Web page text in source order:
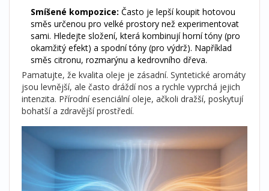
Smíšené kompozice: Často je lepší koupit hotovou
směs určenou pro velké prostory než experimentovat
sami. Hledejte složení, která kombinují horní tóny (pro
okamžitý efekt) a spodní tóny (pro výdrž). Například
směs citronu, rozmarýnu a kedrovního dřeva.
Pamatujte, že kvalita oleje je zásadní. Syntetické aromáty
jsou levnější, ale často dráždí nos a rychle vyprchá jejich
intenzita. Přírodní esenciální oleje, ačkoli dražší, poskytují
bohatší a zdravější prostředí.